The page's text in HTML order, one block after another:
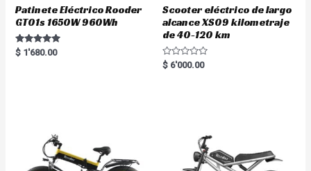
Patinete Eléctrico Rooder
GT01s 1650W 960Wh
Rated
5.00
$ 1'680.00
Scooter eléctrico de largo
alcance XS09 kilometraje
de 40-120 km
R
a
$ 6'000.00